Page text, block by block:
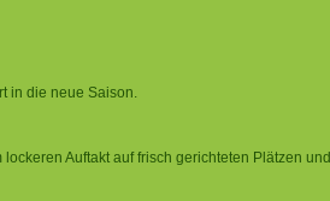
in die neue Saison.
Auftakt auf frisch gerichteten Plätzen und